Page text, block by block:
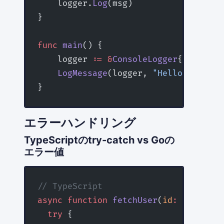
    logger.
Log(msg)
}
func main() {
    logger
:= &ConsoleLogger{}
    LogMessage
(logger, "Hello, Go!"
}
エラーハンドリング
TypeScriptのtry-catch vs Goの
エラー値
// TypeScript
async function fetchUser( id :
  try
{